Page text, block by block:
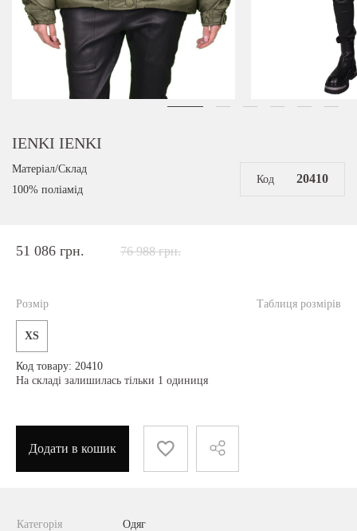
IENKI IENKI
Матеріал/Склад
100% поліамід
Код 20410
51 086 грн. 76 988 грн.
Таблиця розмірів
Розмір
XS
Код товару: 20410
На складі залишилась тільки 1 одиниця
Додати в кошик
Категорія Одяг